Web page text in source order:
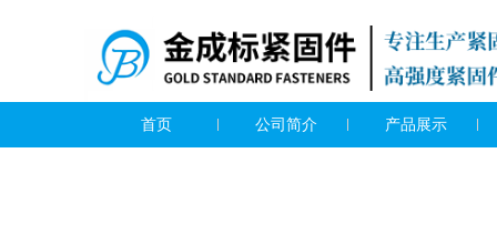
首页 公司简介 产品展示